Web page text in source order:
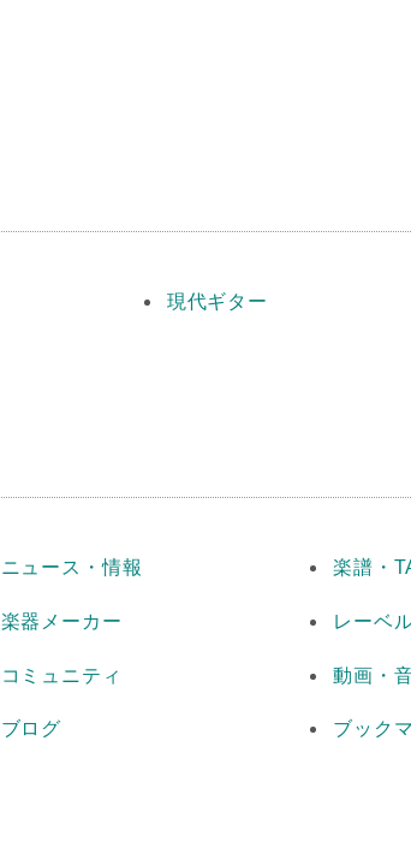
現代ギター
ニュース・情報 楽譜・
楽器メーカー レーベ
コミュニティ 動画・
ブログ ブック